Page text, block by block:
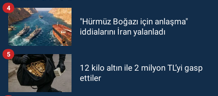
"Hürmüz Boğazı için anlaşma"
iddialarını İran yalanladı
4
12 kilo altın ile 2 milyon TL’yi gasp
ettiler
5